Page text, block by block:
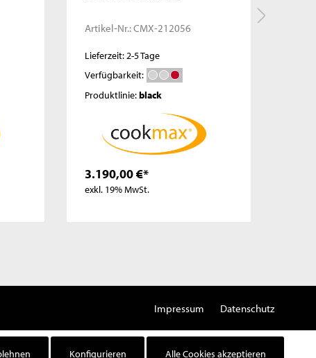
Artikel-Nr.:CMX-212056
Lieferzeit: 2-5 Tage
Lieferzeit: auf Anfrage
Verfügbarkeit:
Produktlinie:black
3.190,00 €*
exkl. 19% MwSt.
Impressum Datenschutz
Konfigurieren Alle Cookies akzeptieren